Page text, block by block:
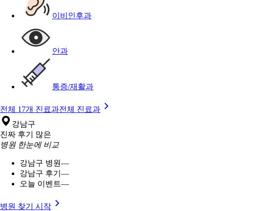
이비인후과
안과
통증/재활과
전체 17개 진료과전체 진료과
강남구
진짜 후기 많은
병원 한눈에 비교
강남구 병원—
강남구 후기 —
오늘 이벤트—
병원 찾기 시작